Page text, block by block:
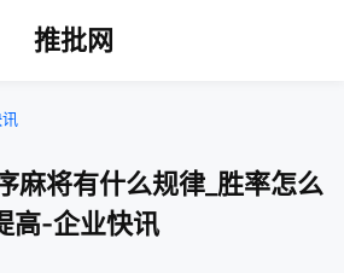
推批网
麻将有什么规律_胜率怎么
高-企业快讯